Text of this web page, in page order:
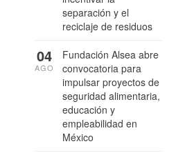
separación y el
reciclaje de residuos
Fundación Alsea abre
convocatoria para
impulsar proyectos de
seguridad alimentaria,
educación y
empleabilidad en
México
04
AGO